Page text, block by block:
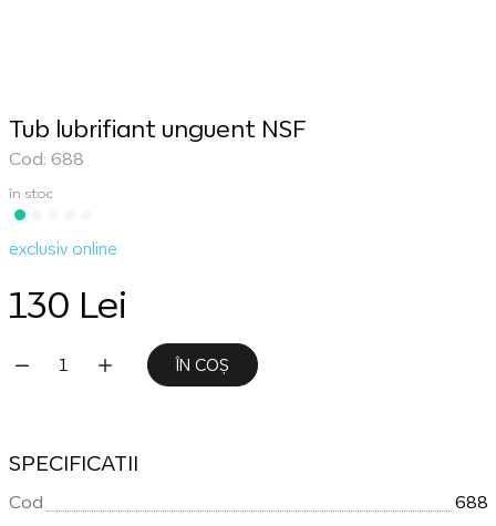
Tub lubrifiant unguent NSF
Cod: 688
în stoc
exclusiv online
130 Lei
ÎN COȘ
SPECIFICATII
Cod 688